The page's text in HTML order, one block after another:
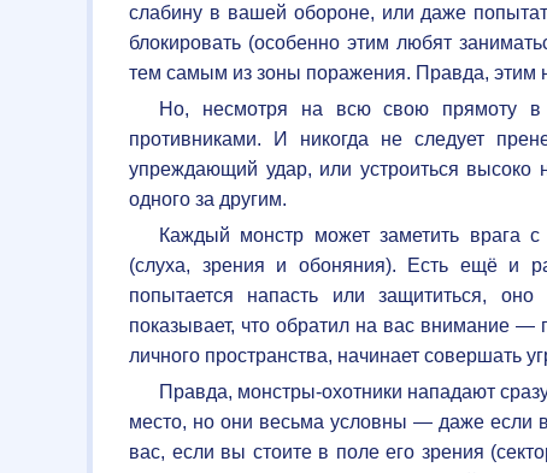
слабину в вашей обороне, или даже
блокировать (особенно этим любят
тем самым из зоны поражения. Правда, этим
Но, несмотря на всю свою прямоту в
противниками. И никогда не следует
упреждающий удар, или устроиться
одного за другим.
Каждый монстр может заметить врага
(слуха, зрения и обоняния). Есть ещё и
попытается напасть или защититься,
показывает, что обратил на вас внимание —
личного пространства, начинает совершать
Правда, монстры-охотники нападают
место, но они весьма условны — даже если
вас, если вы стоите в поле его зрения